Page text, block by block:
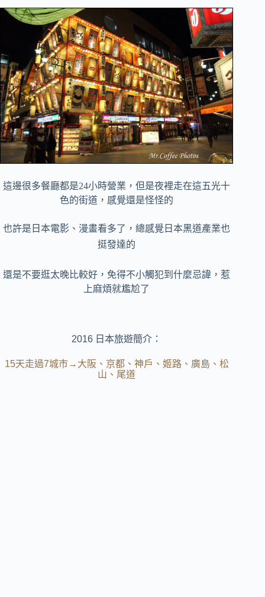
這邊很多餐廳都是24小時營業，但是夜裡走在這五光十
色的街道，感覺還是怪怪的
也許是日本電影、漫畫看多了，總感覺日本黑道產業也
挺發達的
還是不要逛太晚比較好，免得不小觸犯到什麼忌諱，惹
上麻煩就尷尬了
2016 日本旅遊簡介：
15天走過7城市→大阪、京都、神戶、姬路、廣島、松
山、尾道